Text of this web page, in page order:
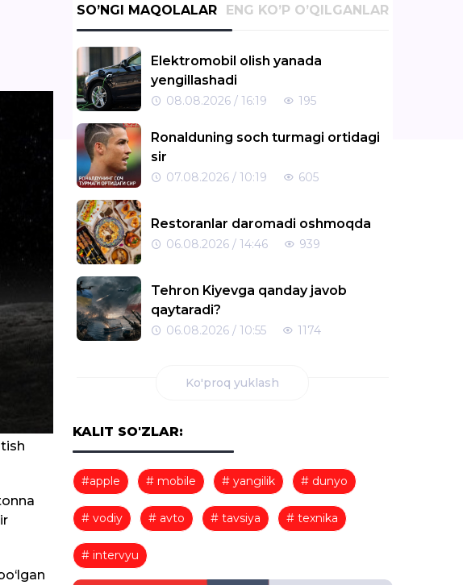
SO’NGI MAQOLALAR ENG KO’P O’QILGANLAR
Elektromobil olish yanada
yengillashadi
08.08.2026 / 16:19 195
Ronalduning soch turmagi ortidagi
sir
07.08.2026 / 10:19 605
Restoranlar daromadi oshmoqda
06.08.2026 / 14:46 939
Tehron Kiyevga qanday javob
qaytaradi?
06.08.2026 / 10:55 1174
topildiKo'proq yuklash
KALIT SO'ZLAR:
#apple # mobile # yangilik # dunyo
# vodiy # avto # tavsiya # texnika
# intervyu